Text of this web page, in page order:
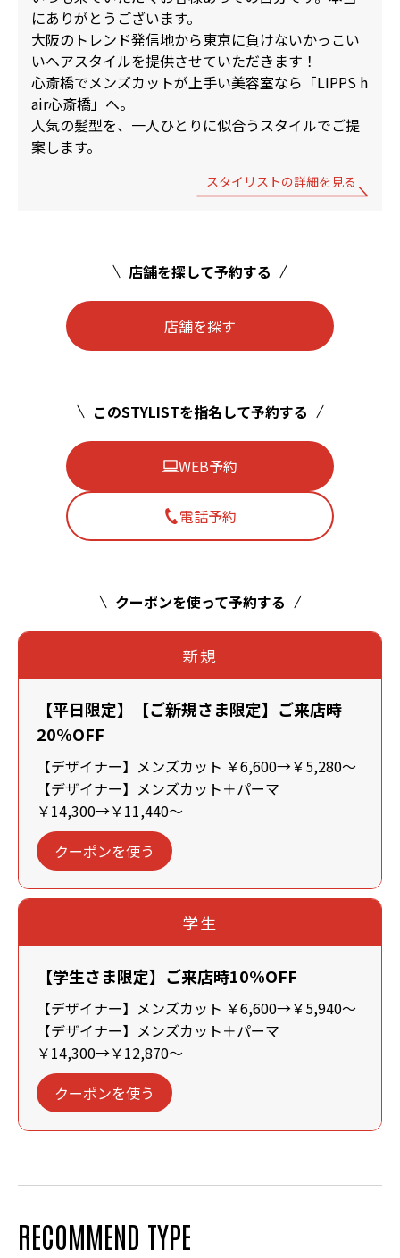
にありがとうございます。
大阪のトレンド発信地から東京に負けないかっこい
いヘアスタイルを提供させていただきます！
心斎橋でメンズカットが上手い美容室なら「LIPPS h
air心斎橋」へ。
人気の髪型を、一人ひとりに似合うスタイルでご提
案します。
スタイリストの詳細を見る
店舗を探して予約する
店舗を探す
このSTYLISTを指名して予約する
WEB予約
電話予約
クーポンを使って予約する
新規
【平日限定】【ご新規さま限定】ご来店時
20%OFF
【デザイナー】メンズカット ￥6,600→￥5,280～
【デザイナー】メンズカット＋パーマ
￥14,300→￥11,440～
クーポンを使う
学生
【学生さま限定】ご来店時10%OFF
【デザイナー】メンズカット ￥6,600→￥5,940～
【デザイナー】メンズカット＋パーマ
￥14,300→￥12,870～
クーポンを使う
RECOMMEND TYPE